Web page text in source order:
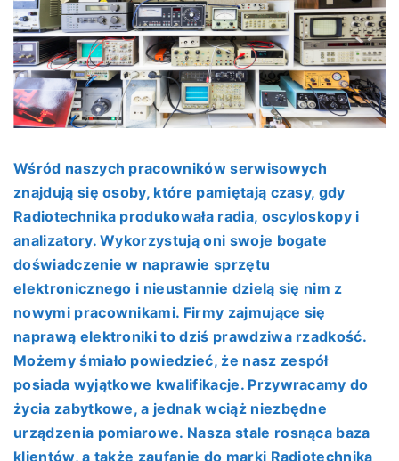
Wśród naszych pracowników serwisowych
znajdują się osoby, które pamiętają czasy, gdy
Radiotechnika produkowała radia, oscyloskopy i
analizatory. Wykorzystują oni swoje bogate
doświadczenie w naprawie sprzętu
elektronicznego i nieustannie dzielą się nim z
nowymi pracownikami. Firmy zajmujące się
naprawą elektroniki to dziś prawdziwa rzadkość.
Możemy śmiało powiedzieć, że nasz zespół
posiada wyjątkowe kwalifikacje. Przywracamy do
życia zabytkowe, a jednak wciąż niezbędne
urządzenia pomiarowe. Nasza stale rosnąca baza
klientów, a także zaufanie do marki Radiotechnika